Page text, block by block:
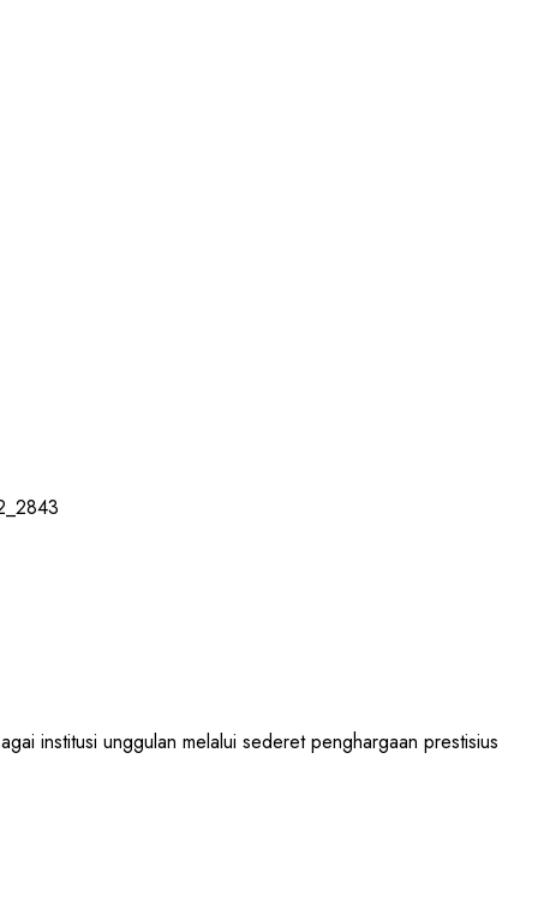
institusi unggulan melalui sederet penghargaan prestisius